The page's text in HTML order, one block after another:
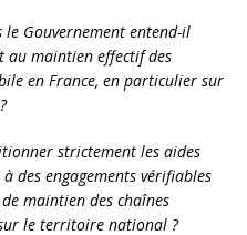
Gouvernement entend-il
au maintien effectif des
en France, en particulier sur
strictement les aides
des engagements vérifiables
maintien des chaînes
le territoire national ?